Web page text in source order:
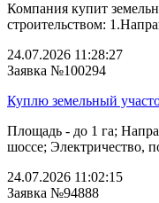
Компания купит
строительством:
24.07.2026 11:28:27
Заявка №100294
Куплю земельный
Площадь - до 1 га;
шоссе; Электричество,
24.07.2026 11:02:15
Заявка №94888